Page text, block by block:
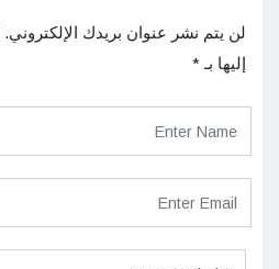
لن يتم نشر عنوان بريدك الإلكتروني.
إليها بـ *